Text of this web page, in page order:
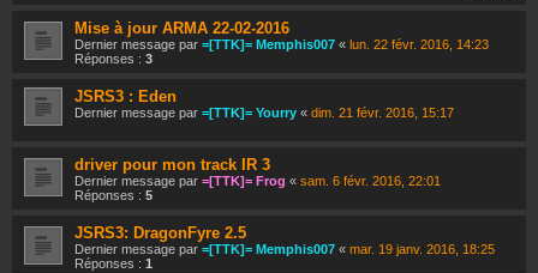
Mise à jour ARMA 22-02-2016
Dernier message par =[TTK]= Memphis007 « lun. 22 févr. 2016, 14:23
Réponses : 3
JSRS3 : Eden
Dernier message par =[TTK]= Yourry « dim. 21 févr. 2016, 15:17
driver pour mon track IR 3
Dernier message par =[TTK]= Frog « sam. 6 févr. 2016, 22:01
Réponses : 5
JSRS3: DragonFyre 2.5
Dernier message par =[TTK]= Memphis007 « mar. 19 janv. 2016, 18:25
Réponses : 1